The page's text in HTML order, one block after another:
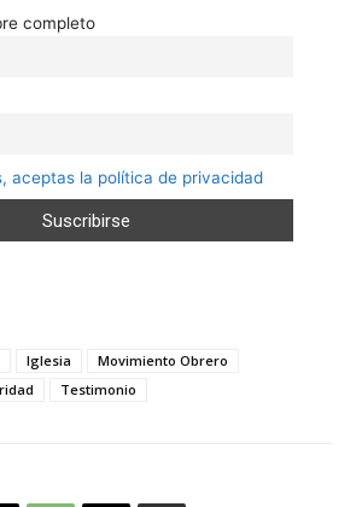
completo
aceptas la política de privacidad
Iglesia
Movimiento Obrero
Testimonio